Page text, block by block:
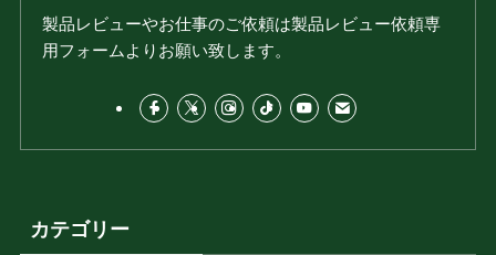
製品レビューやお仕事のご依頼は製品レビュー依頼専
用フォームよりお願い致します。
カテゴリー